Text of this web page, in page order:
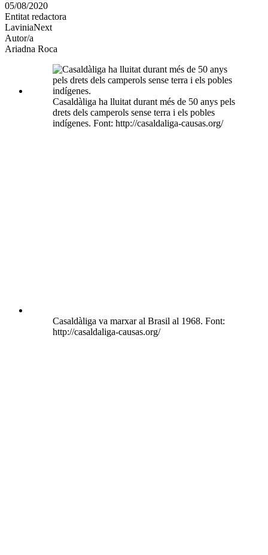
altres
xarxes
socials
05/08/2020
Entitat redactora
LaviniaNext
Autor/a
Ariadna Roca
Casaldàliga ha lluitat durant més de 50 anys pels
drets dels camperols sense terra i els pobles
indígenes. Font: http://casaldaliga-causas.org/
Casaldàliga va marxar al Brasil al 1968. Font:
http://casaldaliga-causas.org/